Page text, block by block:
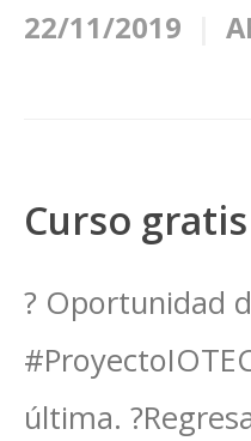
22/11/2019
Curso
? Oportunidad
última.